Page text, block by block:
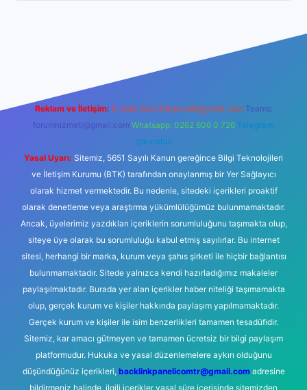
Reklam ve İletişim: E-mail: backlinkpaneli@gmail.com Teams:
forumhizmeti@gmail.com Whatsapp: 0262 606 0 726 Telegram:
@karabul
Yasal Uyarı: Sitemiz, 5651 Sayılı Kanun gereğince Bilgi Teknolojileri
ve İletişim Kurumu (BTK) tarafından onaylanmış bir Yer Sağlayıcı
olarak hizmet vermektedir. Bu nedenle, sitedeki içerikleri proaktif
olarak denetleme veya araştırma yükümlülüğümüz bulunmamaktadır.
Ancak, üyelerimiz yazdıkları içeriklerin sorumluluğunu taşımakta olup,
siteye üye olarak bu sorumluluğu kabul etmiş sayılırlar. Bu internet
sitesi, herhangi bir marka, kurum veya şahıs şirketi ile hiçbir bağlantısı
bulunmamaktadır. Sitede yalnızca kendi hazırladığımız makaleler
paylaşılmaktadır. Burada yer alan içerikler haber niteliği taşımamakta
olup, gerçek kurum ve kişiler hakkında paylaşım yapılmamaktadır.
Gerçek kurum ve kişiler ile isim benzerlikleri tamamen tesadüfidir.
Sitemiz, kar amacı gütmeyen ve tamamen ücretsiz bir bilgi paylaşım
platformudur. Hukuka ve yasal düzenlemelere aykırı olduğunu
düşündüğünüz içerikleri, backlinkpanelicomtr@gmail.comadresine
bildirmeniz halinde, ilgili içerikler yasal süre içerisinde sitemizden